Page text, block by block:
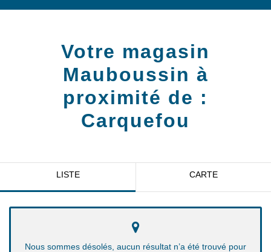
Votre magasin
Mauboussin à
proximité de :
Carquefou
LISTE CARTE
Nous sommes désolés, aucun résultat n’a été trouvé pour